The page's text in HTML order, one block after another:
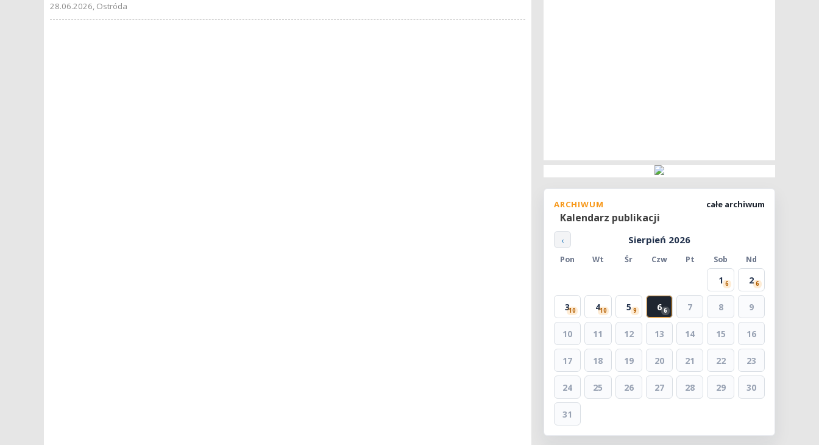
28.06.2026, Ostróda
ARCHIWUM
Kalendarz publikacji
całe archiwum
‹ Sierpień 2026
Pon Wt Śr Czw Pt Sob Nd
1 6 2 6
310 410 5 9 6 6 7 8 9
10 11 12 13 14 15 16
17 18 19 20 21 22 23
24 25 26 27 28 29 30
31